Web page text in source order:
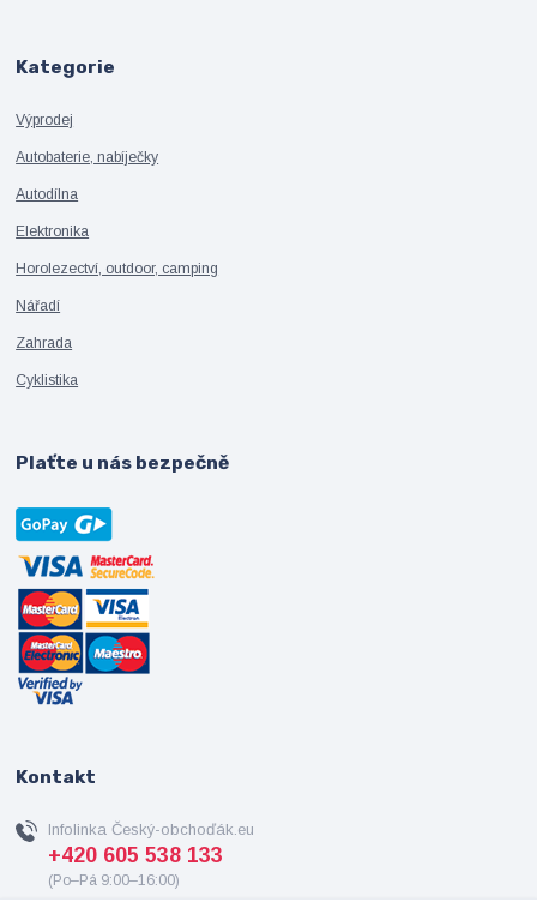
Kategorie
Výprodej
Autobaterie, nabíječky
Autodílna
Elektronika
Horolezectví, outdoor, camping
Nářadí
Zahrada
Cyklistika
Plaťte u nás bezpečně
Kontakt
Infolinka Český-obchoďák.eu
+420 605 538 133
(Po–Pá 9:00–16:00)